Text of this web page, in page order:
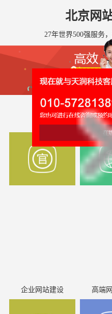
北京网
27年世界500强服务
全国网
企业网站建设 高端